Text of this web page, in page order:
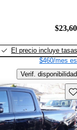
El precio incluye tasas
$460/mes
Verif. disponibilidad